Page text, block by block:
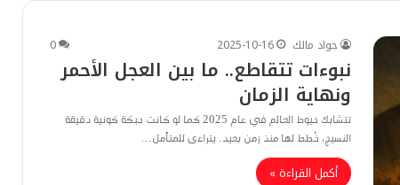
جواد مالك 2025-10-16
0
نبوءات تتقاطع.. ما بين العجل الأحمر
ونهاية الزمان
تتشابك خيوط العالم في عام 2025 كما لو كانت حبكة كونية دقيقة
النسيج، خُطط لها منذ زمن بعيد. يتراءى للمتأمل…
أكمل القراءة »